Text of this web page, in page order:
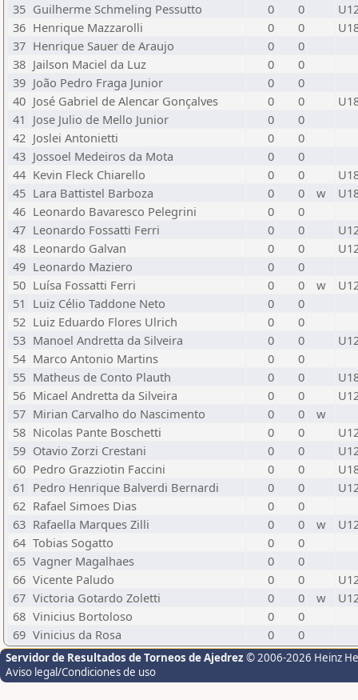
35 Guilherme Schmeling Pessutto 0 0
36 Henrique Mazzarolli 0 0
37 Henrique Sauer de Araujo 0
0
38 Jailson Maciel da Luz 0
0
39 João Pedro Fraga Junior 0
0
40 José Gabriel de Alencar Gonçalves 0 0
41 Jose Julio de Mello Junior 0
0
42 Joslei Antonietti 0
0
43 Jossoel Medeiros da Mota 0
0
44 Kevin Fleck Chiarello 0 0
45 Lara Battistel Barboza 0 0 w
46 Leonardo Bavaresco Pelegrini 0
0
47 Leonardo Fossatti Ferri 0 0
48 Leonardo Galvan 0 0
49 Leonardo Maziero 0
0
50 Luísa Fossatti Ferri 0 0 w
51 Luiz Célio Taddone Neto 0
0
52 Luiz Eduardo Flores Ulrich 0
0
53 Manoel Andretta da Silveira 0 0
54 Marco Antonio Martins 0
0
55 Matheus de Conto Plauth 0 0
56 Micael Andretta da Silveira 0 0
57 Mirian Carvalho do Nascimento 0 0
w
58 Nicolas Pante Boschetti 0 0
59 Otavio Zorzi Crestani 0 0
60 Pedro Grazziotin Faccini 0 0
61 Pedro Henrique Balverdi Bernardi 0 0
62 Rafael Simoes Dias 0
0
63 Rafaella Marques Zilli 0 0 w
64 Tobias Sogatto 0
0
65 Vagner Magalhaes 0
0
66 Vicente Paludo 0 0
67 Victoria Gotardo Zoletti 0 0 w
68 Vinicius Bortoloso 0
0
69 Vinicius da Rosa 0 0
Servidor de Resultados de Torneos de Ajedrez © 2006-2026 Heinz
Aviso legal/Condiciones de uso